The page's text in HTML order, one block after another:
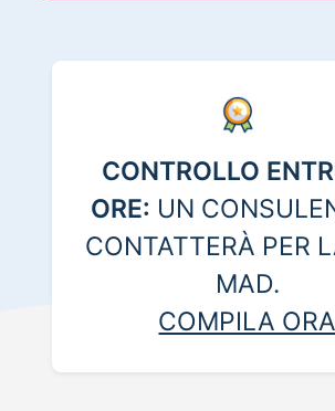
CONTROLLO
ORE: UN
CONTATTERÀ PER
MAD.
COMPILA ORA